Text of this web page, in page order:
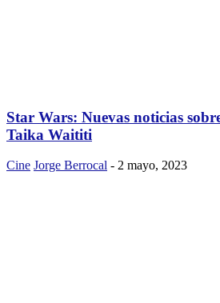
Star Wars: Nuevas noticias
Taika Waititi
Cine Jorge Berrocal - 2 mayo, 2023